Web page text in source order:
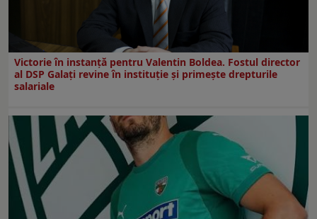
Victorie în instanță pentru Valentin Boldea. Fostul director
al DSP Galați revine în instituție și primește drepturile
salariale